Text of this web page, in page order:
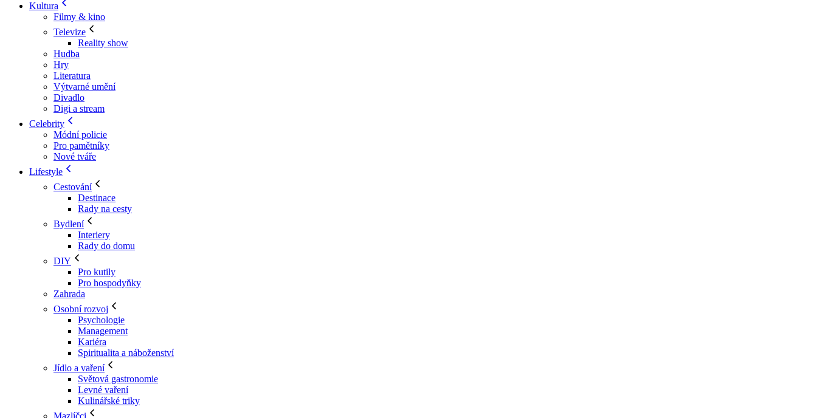
Kultura
Filmy & kino
Televize
Reality show
Hudba
Hry
Literatura
Výtvarné umění
Divadlo
Digi a stream
Celebrity
Módní policie
Pro pamětníky
Nové tváře
Lifestyle
Cestování
Destinace
Rady na cesty
Bydlení
Interiery
Rady do domu
DIY
Pro kutily
Pro hospodyňky
Zahrada
Osobní rozvoj
Psychologie
Management
Kariéra
Spiritualita a náboženství
Jídlo a vaření
Světová gastronomie
Levné vaření
Kulinářské triky
Mazlíčci